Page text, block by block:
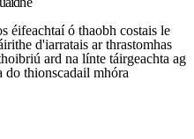
éifeachtaí ó thaobh costais le
d'iarratais ar thrastomhas
ard na línte táirgeachta ag
do thionscadail mhóra